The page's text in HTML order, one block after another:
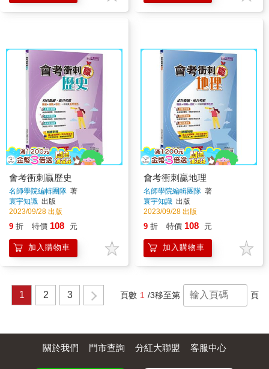
會考衝刺贏歷史
名師學院編輯團隊 著
寰宇知識 出版
2023/09/28 出版
9 折 特價 108 元
加入購物車
會考衝刺贏地理
名師學院編輯團隊 著
寰宇知識 出版
2023/09/28 出版
9 折 特價 108 元
加入購物車
1 2 3 頁數 1 /3移至第 頁
關於我們 門市查詢 分紅大聯盟 客服中心